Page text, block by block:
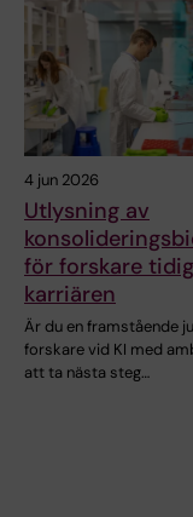
4 jun 2026
Utlysning av
för forskare
karriären
Är du en framstående
forskare vid KI med
att ta nästa steg…